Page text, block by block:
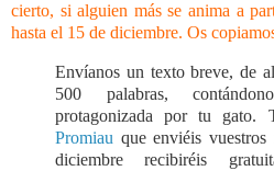
cierto, si alguien más se anima a
hasta el 15 de diciembre. Os
Envíanos un texto breve, de
500 palabras,
protagonizada por tu gato.
Promiau que enviéis
diciembre recibiréis